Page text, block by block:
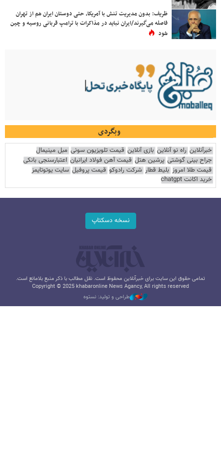
ظریف: بدون مدیریت تنش با آمریکا، حتی دوستان ایران هم از تهران
فاصله می‌گیرند/ایران نباید در مذاکرات با ترامپ قربانی روسیه و چین
شود
وبگردی
خبرآنلاین راه نو آنلاین بازی آنلاین قیمت تلویزیون سونی مبل مینیمال
جراح بینی گوشتی پرشین هتل قیمت آهن فولاد ایرانیان اعتبارسنجی بانکی
قیمت طلا امروز بلیط قطار شرکت رادوکو قیمت پروفیل سایت یوتوتایمز
خرید اکانت chatgpt
نسخه دسکتاپ
تمامی حقوق این سایت برای خبرآنلاین محفوظ است. نقل مطالب با ذکر منبع بلامانع است.
Copyright © 2025 khabaronline News Agancy, All rights reserved
طراحی و تولید: نستوه